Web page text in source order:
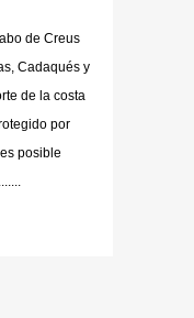
de Creus
Cadaqués y
de la costa
por
posible